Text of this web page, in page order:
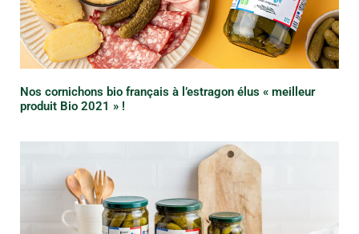
Nos cornichons bio français à l’estragon élus « meilleur
produit Bio 2021 » !